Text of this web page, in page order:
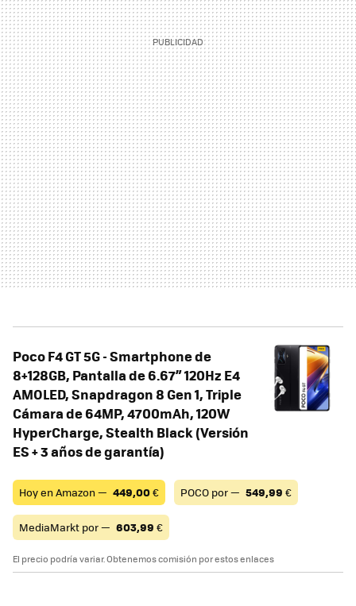
Poco F4 GT 5G - Smartphone de
8+128GB, Pantalla de 6.67” 120Hz E4
AMOLED, Snapdragon 8 Gen 1, Triple
Cámara de 64MP, 4700mAh, 120W
HyperCharge, Stealth Black (Versión
ES + 3 años de garantía)
Hoy en Amazon — 449,00€ POCO por — 549,99 €
MediaMarkt por — 603,99 €
El precio podría variar. Obtenemos comisión por estos enlaces